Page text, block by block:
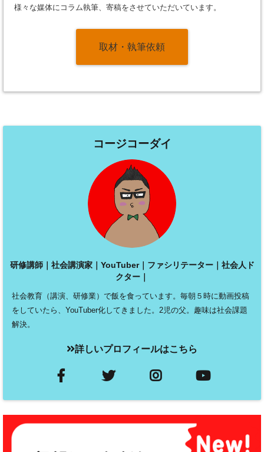
様々な媒体にコラム執筆、寄稿をさせていただいています。
取材・執筆依頼
コージコーダイ
研修講師｜社会講演家｜YouTuber｜ファシリテーター｜社会人ド
クター｜
社会教育（講演、研修業）で飯を食っています。毎朝５時に動画投稿
をしていたら、YouTuber化してきました。2児の父。趣味は社会課題
解決。
詳しいプロフィールはこちら